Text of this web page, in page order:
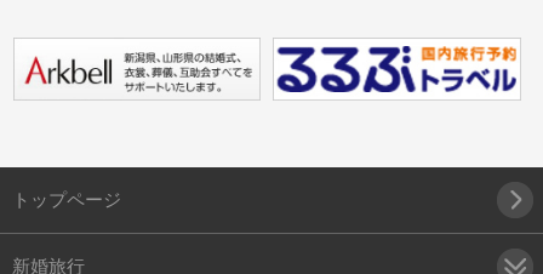
トップページ
新婚旅行